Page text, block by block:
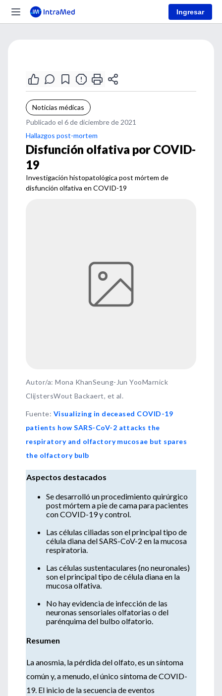
Ingresar
Noticias médicas
Publicado el 6 de diciembre de 2021
Hallazgos post-mortem
Disfunción olfativa por COVID-
19
Investigación histopatológica post mórtem de
disfunción olfativa en COVID-19
Autor/a: Mona KhanSeung-Jun YooMarnick
ClijstersWout Backaert, et al.
Fuente: Visualizing in deceased COVID-19
patients how SARS-CoV-2 attacks the
respiratory and olfactory mucosae but spares
the olfactory bulb
Aspectos destacados
Se desarrolló un procedimiento quirúrgico
post mórtem a pie de cama para pacientes
con COVID-19 y control.
Las células ciliadas son el principal tipo de
célula diana del SARS-CoV-2 en la mucosa
respiratoria.
Las células sustentaculares (no neuronales)
son el principal tipo de célula diana en la
mucosa olfativa.
No hay evidencia de infección de las
neuronas sensoriales olfatorias o del
parénquima del bulbo olfatorio.
Resumen
La anosmia, la pérdida del olfato, es un síntoma
común y, a menudo, el único síntoma de COVID-
19. El inicio de la secuencia de eventos